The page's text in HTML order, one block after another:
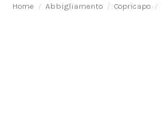
Home Abbigliamento Copricapo